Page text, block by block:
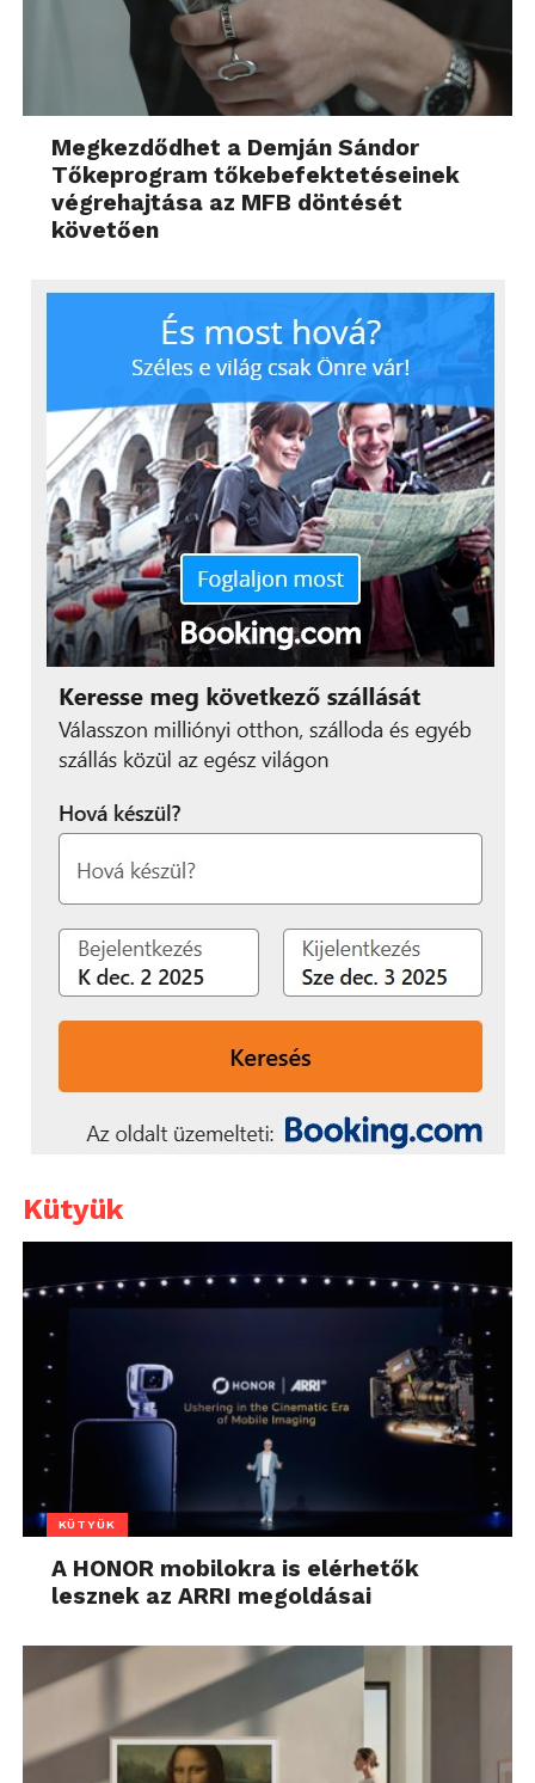
Megkezdődhet a Demján Sándor
Tőkeprogram tőkebefektetéseinek
végrehajtása az MFB döntését
követően
Kütyük
KÜTYÜK
A HONOR mobilokra is elérhetők
lesznek az ARRI megoldásai